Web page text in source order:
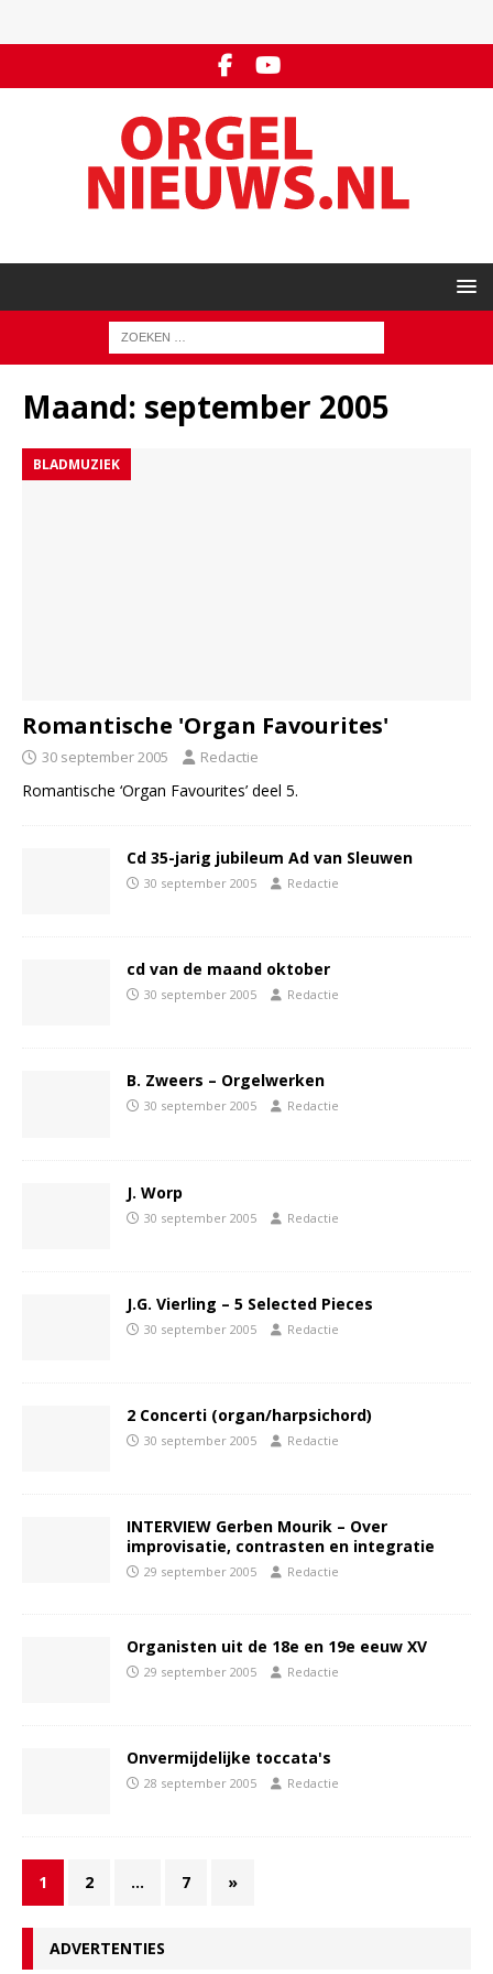
Maand: september 2005
BLADMUZIEK
Romantische 'Organ Favourites'
30 september 2005 Redactie
Romantische ‘Organ Favourites’ deel 5.
Cd 35-jarig jubileum Ad van Sleuwen
30 september 2005 Redactie
cd van de maand oktober
30 september 2005 Redactie
B. Zweers – Orgelwerken
30 september 2005 Redactie
J. Worp
30 september 2005 Redactie
J.G. Vierling – 5 Selected Pieces
30 september 2005 Redactie
2 Concerti (organ/harpsichord)
30 september 2005 Redactie
INTERVIEW Gerben Mourik – Over
improvisatie, contrasten en integratie
29 september 2005 Redactie
Organisten uit de 18e en 19e eeuw XV
29 september 2005 Redactie
Onvermijdelijke toccata's
28 september 2005 Redactie
1 2 … 7 »
ADVERTENTIES